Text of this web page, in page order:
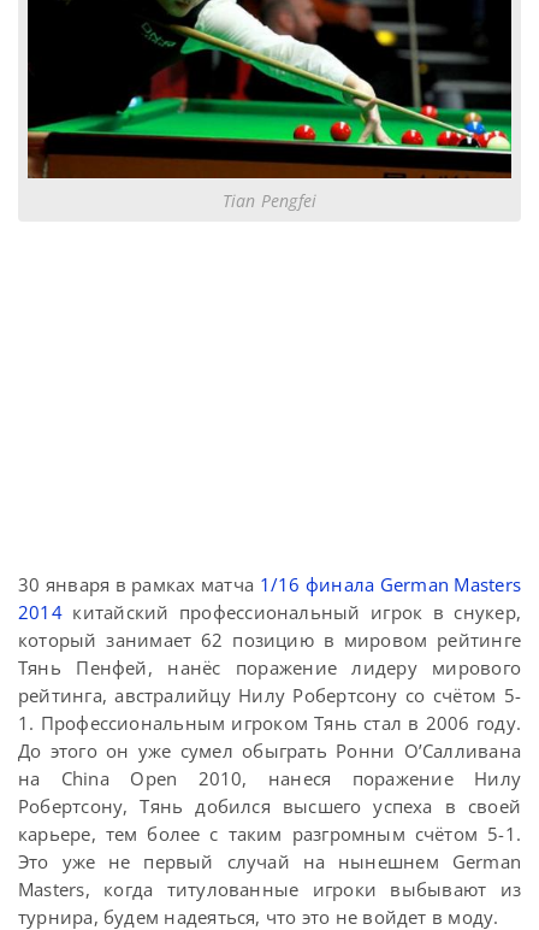
Tian Pengfei
30 января в рамках матча 1/16 финала German Masters
2014китайский профессиональный игрок в снукер,
который занимает 62 позицию в мировом рейтинге
Тянь Пенфей, нанёс поражение лидеру мирового
рейтинга, австралийцу Нилу Робертсону со счётом 5-
1. Профессиональным игроком Тянь стал в 2006 году.
До этого он уже сумел обыграть Ронни О’Салливана
на China Open 2010, нанеся поражение Нилу
Робертсону, Тянь добился высшего успеха в своей
карьере, тем более с таким разгромным счётом 5-1.
Это уже не первый случай на нынешнем German
Masters, когда титулованные игроки выбывают из
турнира, будем надеяться, что это не войдет в моду.